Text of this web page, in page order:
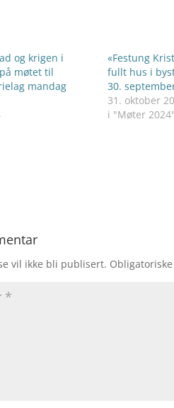
og krigen i
møtet til
mandag
«Festung
fullt hus i
30.
31. oktober
i "Møter 2024"
vil ikke bli publisert.